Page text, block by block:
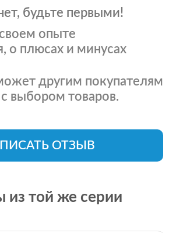
будьте первыми!
опыте
о плюсах и минусах
другим покупателям
выбором товаров.
ОТЗЫВ
из той же серии